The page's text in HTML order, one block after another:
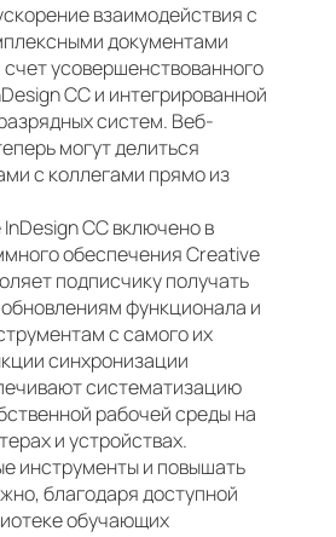
взаимодействия с
документами
счет усовершенствованного
CC и интегрированной
систем. Веб-
могут делиться
с коллегами прямо из
CC включено в
обеспечения Creative
подписчику получать
функционала и
с самого их
синхронизации
систематизацию
рабочей среды на
и устройствах.
инструменты и повышать
благодаря доступной
обучающих